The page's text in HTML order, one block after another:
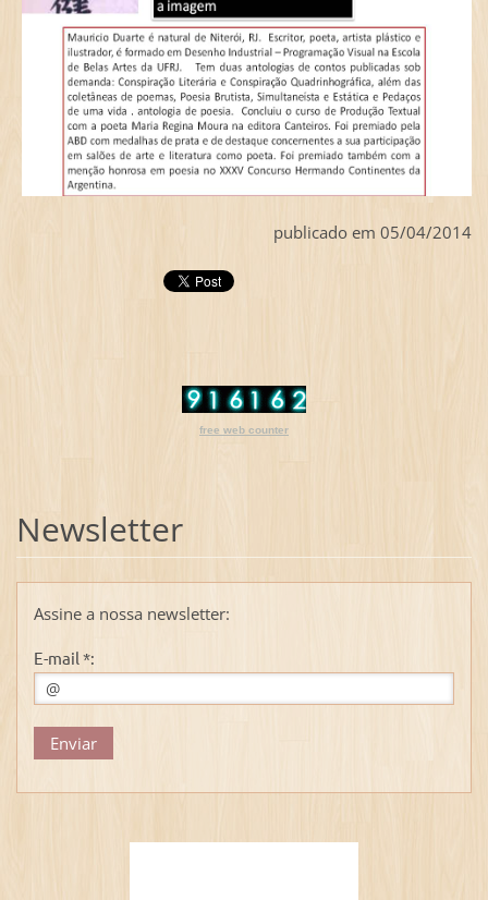
publicado em 05/04/2014
free web counter
Newsletter
Assine a nossa newsletter:
E-mail *: